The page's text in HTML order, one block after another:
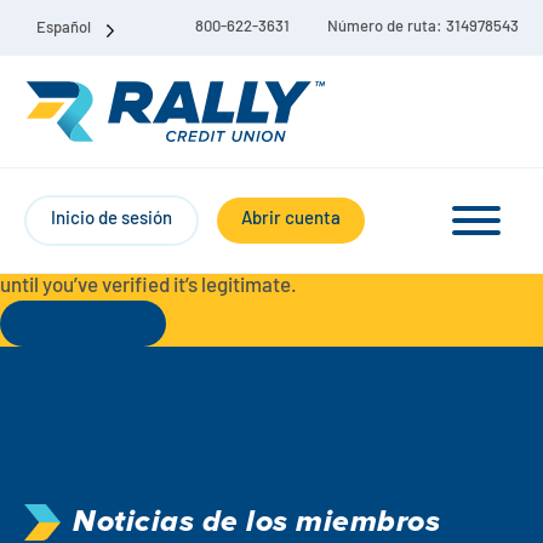
Español 800-622-3631 Número de ruta: 314978543
Inicio de sesión Abrir cuenta
Cuenta corriente Liberty
Ahorro
contact Rally Credit Union using our official phone numbers. If
you receive a letter, email, text message, or other
until you’ve verified it’s legitimate.
Noticias de los miembros